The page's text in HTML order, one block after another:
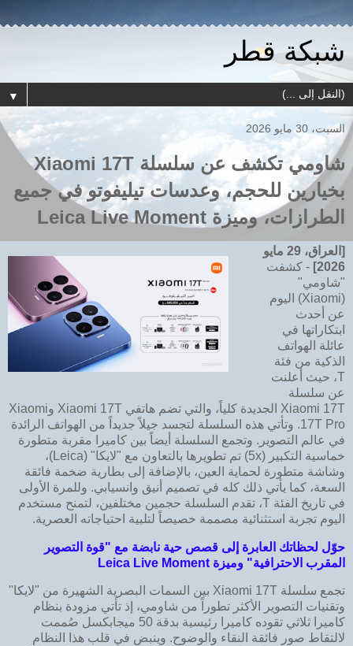
شبكة قطر
▼
السبت، 30 مايو 2026
شاومي تكشف عن سلسلة Xiaomi 17T
بخيارين للحجم، وعدسات تيليفوتو في جميع
الطرازات، وميزة Leica Live Moment
[العراق، 29 مايو
2026] - كشفت
"شاومي"
(Xiaomi) اليوم
عن أحدث
ابتكاراتها في
عائلة الهواتف
الذكية من فئة
T، حيث أعلنت
عن سلسلة
Xiaomi 17T الجديدة كلياً، والتي تضم هاتفي Xiaomi 17T وXiaomi
17T Pro. وتأتي هذه السلسلة لتجسد جيلاً جديداً من الهواتف الرائدة
في عالم التصوير. وتجمع السلسلة أيضاً بين كاميرا مقربة متطورة
خماسية التكبير (5x) تم تطويرها بالتعاون مع "لايكا" (Leica)،
وشاشة متطورة لحماية العين، بالإضافة إلى بطارية ضخمة فائقة
السعة، كما يأتي ذلك كله في تصميم أنيق وانسيابي. وللمرة الأولى
في تاريخ الفئة T، تقدم السلسلة حجمين مختلفين، لتمنح مستخدم
اليوم تجربة استثنائية مصممة خصيصاً لتلبية احتياجاته العصرية.
حوّل لحظاتك العابرة إلى قصص حية نابضة مع "قوة التصوير
المقرب الاحترافية" وميزة Leica Live Moment
تجمع سلسلة Xiaomi 17T بين السمات البصرية الشهيرة من "لايكا"
وتقنيات التصوير الأكثر تطوراً من شاومي، إذ تأتي مزودة بنظام
كاميرا ثلاثي تقوده كاميرا رئيسية بدقة 50 ميجابكسل صُممت
لالتقاط صور فائقة النقاء والوضوح. وينبض في قلب هذا النظام